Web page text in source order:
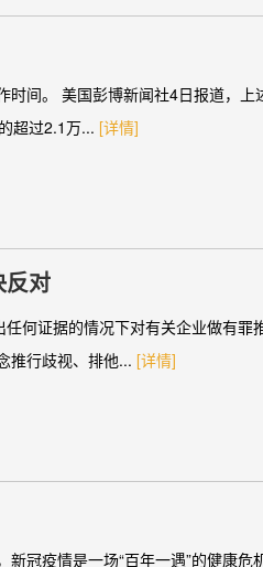
间。 美国彭博新闻社4日报道，上
超过2.1万... [详情]
反对
何证据的情况下对有关企业做有罪
推行歧视、排他... [详情]
冠疫情是一场“百年一遇”的健康危